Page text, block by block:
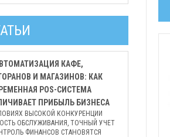
КАФЕ,
И МАГАЗИНОВ: КАК
POS-СИСТЕМА
ПРИБЫЛЬ БИЗНЕСА
ВЫСОКОЙ КОНКУРЕНЦИИ
ОБСЛУЖИВАНИЯ, ТОЧНЫЙ УЧЕТ
ФИНАНСОВ СТАНОВЯТСЯ